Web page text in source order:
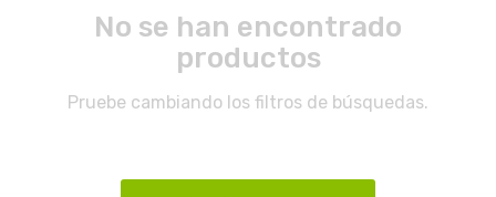
No se han encontrado
productos
Pruebe cambiando los filtros de búsquedas.